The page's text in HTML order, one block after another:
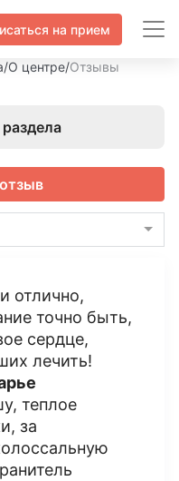
на прием
/О центре/Отзывы
отлично,
точно быть,
сердце,
лечить!
теплое
за